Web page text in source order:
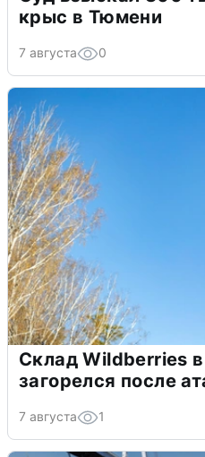
крыс в Тюмени
7 августа 0
Склад Wildberries
загорелся после
7 августа 1